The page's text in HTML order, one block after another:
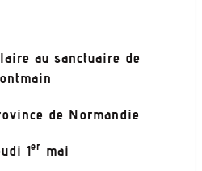
au sanctuaire de
de Normandie
1er mai